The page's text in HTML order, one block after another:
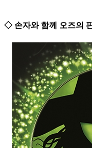
◇ 손자와 함께 오즈의